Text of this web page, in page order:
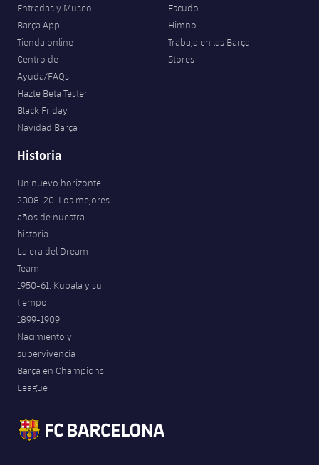
Entradas y Museo
Barça App
Tienda online
Centro de
Ayuda/FAQs
Hazte Beta Tester
Black Friday
Navidad Barça
Escudo
Himno
Trabaja en las Barça
Stores
Historia
Un nuevo horizonte
2008-20. Los mejores
años de nuestra
historia
La era del Dream
Team
1950-61. Kubala y su
tiempo
1899-1909.
Nacimiento y
supervivencia
Barça en Champions
League